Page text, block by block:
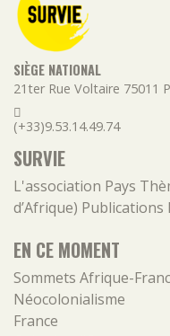
SIÈGE NATIONAL
21ter Rue Voltaire 75011
(+33)9.53.14.49.74
SURVIE
L'association Pays
d’Afrique) Publications
EN CE MOMENT
Sommets Afrique-
Néocolonialisme
France